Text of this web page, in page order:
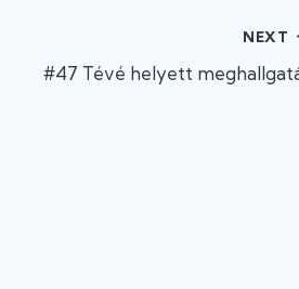
NEXT
#47 Tévé helyett